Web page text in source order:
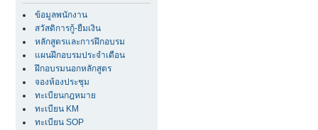
ข้อมูลพนักงาน
สวัสดิการกู้-ยืมเงิน
หลักสูตรและการฝึกอบรม
แผนฝึกอบรมประจำเดือน
ฝึกอบรมนอกหลักสูตร
จองห้องประชุม
ทะเบียนกฎหมาย
ทะเบียน KM
ทะเบียน SOP